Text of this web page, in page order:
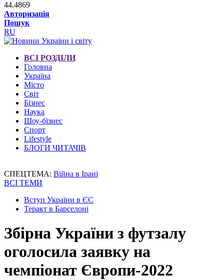
44.4869
Авторизація
Пошук
RU
ВСІ РОЗДІЛИ
Головна
Україна
Місто
Світ
Бізнес
Наука
Шоу-бізнес
Спорт
Lifestyle
БЛОГИ ЧИТАЧІВ
СПЕЦТЕМА: Війна в Ірані
ВСІ ТЕМИ
Вступ України в ЄС
Теракт в Барселоні
Збірна України з футзалу
оголосила заявку на
чемпіонат Європи-2022